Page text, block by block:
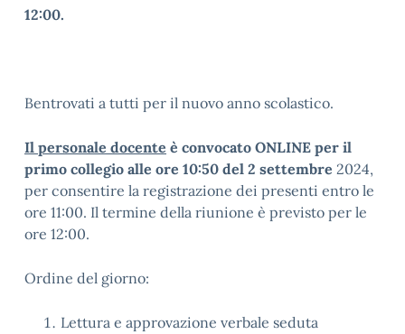
12:00.
Bentrovati a tutti per il nuovo anno scolastico.
Il personale docente è convocato ONLINE per il
primo collegio alle ore 10:50 del 2 settembre 2024,
per consentire la registrazione dei presenti entro le
ore 11:00. Il termine della riunione è previsto per le
ore 12:00.
Ordine del giorno:
Lettura e approvazione verbale seduta